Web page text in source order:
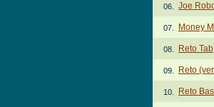
06. Joe
07. Money
08. Reto Tab
09. Reto
10. Reto